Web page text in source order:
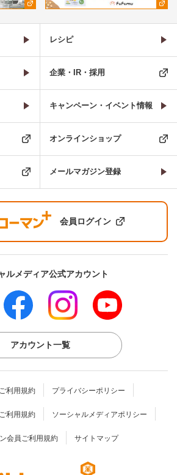
レシピ
企業・IR・採用
キャンペーン・イベント情報
オンラインショップ
メールマガジン登録
会員ログイン
ルメディア公式アカウント
アカウント一覧
利用規約 プライバシーポリシー
利用規約 ソーシャルメディアポリシー
会員ご利用規約 サイトマップ